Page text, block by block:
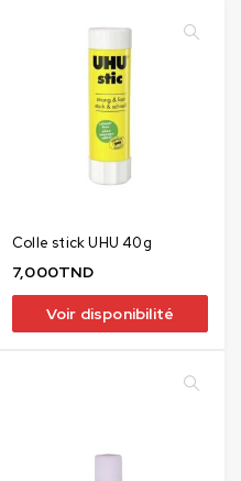
Colle stick UHU 40g
7,000TND
Voir disponibilité